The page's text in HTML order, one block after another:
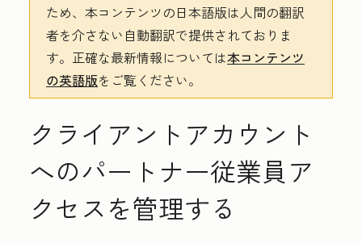
ため、本コンテンツの日本語版は人間の翻訳
者を介さない自動翻訳で提供されておりま
す。 正確な最新情報については本コンテンツ
の英語版をご覧ください。
クライアントアカウント
へのパートナー従業員ア
クセスを管理する